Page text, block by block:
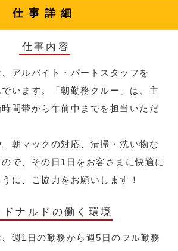
仕事詳細
仕事内容
アルバイト・パートスタッフを
でいます。「朝勤務クルー」は、主
間帯から午前中までを担当いただ
朝マックの対応、清掃・洗い物な
で、その日1日をお客さまに快適に
に、ご協力をお願いします！
ドナルドの働く環境
週1日の勤務から週5日のフル勤務